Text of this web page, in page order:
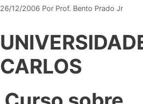
26/12/2006 Por Prof. Bento Prado Jr
CARLOS